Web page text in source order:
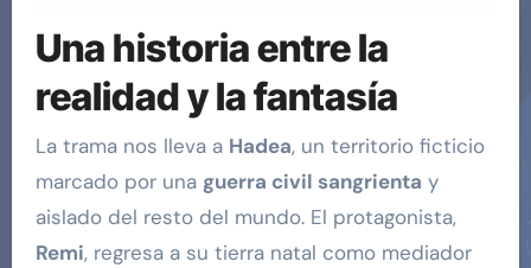
Una historia entre la
realidad y la fantasía
La trama nos lleva a Hadea, un territorio ficticio
marcado por una guerra civil sangrienta y
aislado del resto del mundo. El protagonista,
Remi, regresa a su tierra natal como mediador